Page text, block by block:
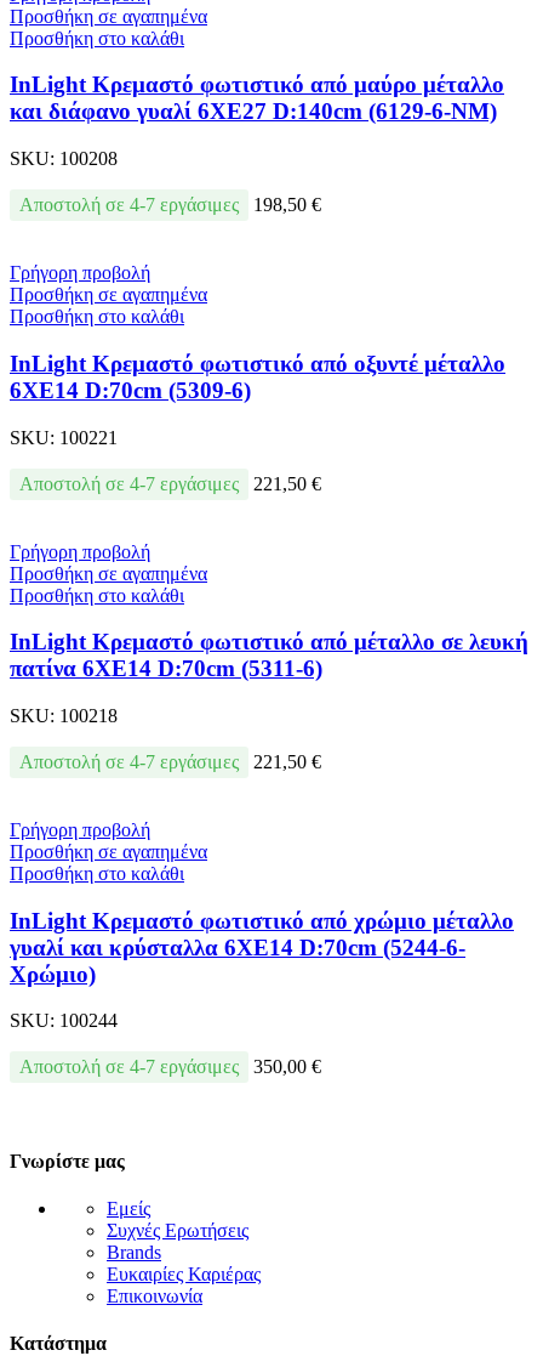
Προσθήκη σε αγαπημένα
Προσθήκη στο καλάθι
InLight Κρεμαστό φωτιστικό από μαύρο μέταλλο
και διάφανο γυαλί 6XE27 D:140cm (6129-6-ΝΜ)
SKU: 100208
Αποστολή σε 4-7 εργάσιμες 198,50 €
Γρήγορη προβολή
Προσθήκη σε αγαπημένα
Προσθήκη στο καλάθι
InLight Κρεμαστό φωτιστικό από οξυντέ μέταλλο
6XE14 D:70cm (5309-6)
SKU: 100221
Αποστολή σε 4-7 εργάσιμες 221,50 €
Γρήγορη προβολή
Προσθήκη σε αγαπημένα
Προσθήκη στο καλάθι
InLight Κρεμαστό φωτιστικό από μέταλλο σε λευκή
πατίνα 6XE14 D:70cm (5311-6)
SKU: 100218
Αποστολή σε 4-7 εργάσιμες 221,50 €
Γρήγορη προβολή
Προσθήκη σε αγαπημένα
Προσθήκη στο καλάθι
InLight Κρεμαστό φωτιστικό από χρώμιο μέταλλο
γυαλί και κρύσταλλα 6XE14 D:70cm (5244-6-
Χρώμιο)
SKU: 100244
Αποστολή σε 4-7 εργάσιμες 350,00 €
Γνωρίστε μας
Εμείς
Συχνές Ερωτήσεις
Brands
Ευκαιρίες Καριέρας
Επικοινωνία
Κατάστημα